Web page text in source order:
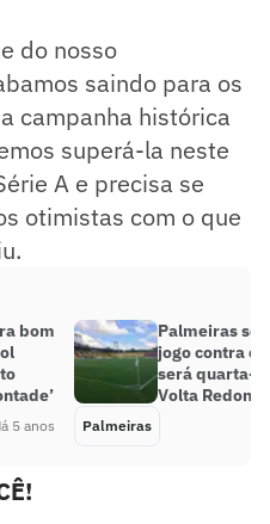
do nosso
saindo para os
campanha histórica
superá-la neste
A e precisa se
otimistas com o que
bom
5 anos
Palmeiras se
jogo contra o
será quarta-
Volta
Palmeiras